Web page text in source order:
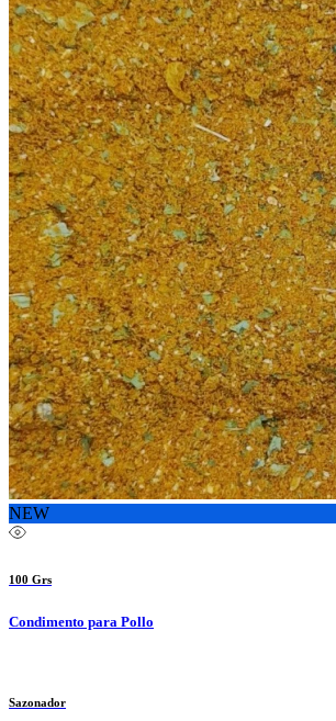
NEW
100 Grs
Condimento para Pollo
Sazonador